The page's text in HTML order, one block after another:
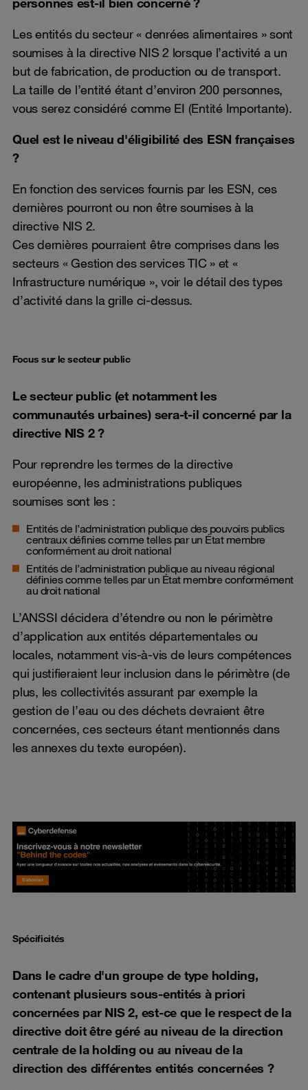
Les entités du secteur « denrées alimentaires » sont
soumises à la directive NIS 2 lorsque l’activité a un
but de fabrication, de production ou de transport.
La taille de l’entité étant d’environ 200 personnes,
vous serez considéré comme EI (Entité Importante).
Quel est le niveau d'éligibilité des ESN françaises
?
En fonction des services fournis par les ESN, ces
dernières pourront ou non être soumises à la
directive NIS 2.
Ces dernières pourraient être comprises dans les
secteurs « Gestion des services TIC » et «
Infrastructure numérique », voir le détail des types
d’activité dans la grille ci-dessus.
Focus sur le secteur public
Le secteur public (et notamment les
communautés urbaines) sera-t-il concerné par la
directive NIS 2 ?
Pour reprendre les termes de la directive
européenne, les administrations publiques
soumises sont les :
Entités de l’administration publique des pouvoirs publics
centraux définies comme telles par un État membre
conformément au droit national
Entités de l’administration publique au niveau régional
définies comme telles par un État membre conformément
au droit national
L’ANSSI décidera d’étendre ou non le périmètre
d’application aux entités départementales ou
locales, notamment vis-à-vis de leurs compétences
qui justifieraient leur inclusion dans le périmètre (de
plus, les collectivités assurant par exemple la
gestion de l’eau ou des déchets devraient être
concernées, ces secteurs étant mentionnés dans
les annexes du texte européen).
Spécificités
Dans le cadre d'un groupe de type holding,
contenant plusieurs sous-entités à priori
concernées par NIS 2, est-ce que le respect de la
directive doit être géré au niveau de la direction
centrale de la holding ou au niveau de la
direction des différentes entités concernées ?